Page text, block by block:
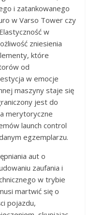
i zatankowanego
w Varso Tower czy
w
zniesienia
które
od
w emocje
maszyny staje się
jest do
merytoryczne
launch control
egzemplarzu.
aut o
zaufania i
w trybie
martwić się o
pojazdu,